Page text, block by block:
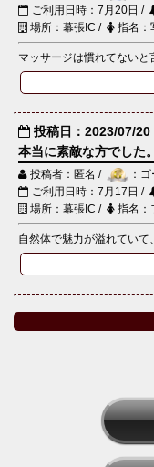
ご利用日時：7月20日 /
場所：幕張IC /
指名：
マッサージは慣れてない
投稿日：2023/07/20
本当に素敵な方でした。
投稿者：匿名 /
：
ご利用日時：7月17日 /
場所：幕張IC /
指名：
自然体で魅力が溢れてい